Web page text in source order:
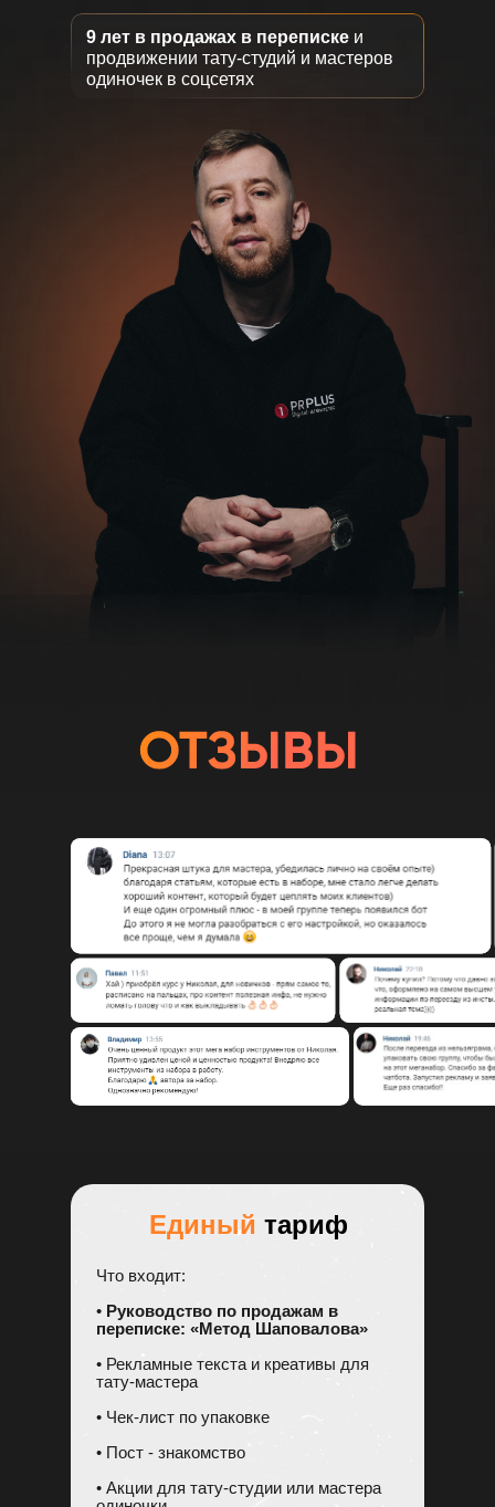
9 лет в продажах в переписке и
продвижении тату-студий и мастеров
одиночек в соцсетях
Что входит:
• Руководство по продажам в
переписке: «Метод Шаповалова»
• Рекламные текста и креативы для
тату-мастера
• Чек-лист по упаковке
• Пост - знакомство
• Акции для тату-студии или мастера
Единый тариф